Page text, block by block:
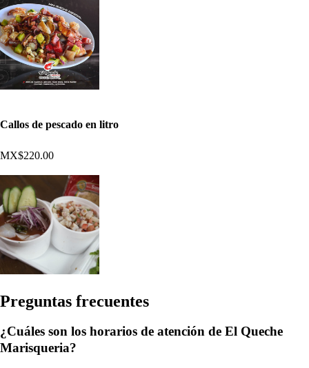
Callos de pescado en litro
MX$220.00
Preguntas frecuentes
¿Cuáles son los horarios de atención de El Queche
Marisqueria?